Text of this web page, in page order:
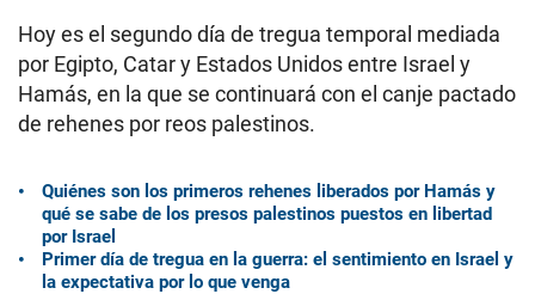
Hoy es el segundo día de tregua temporal mediada
por Egipto, Catar y Estados Unidos entre Israel y
Hamás, en la que se continuará con el canje pactado
de rehenes por reos palestinos.
Quiénes son los primeros rehenes liberados por Hamás y
qué se sabe de los presos palestinos puestos en libertad
por Israel
Primer día de tregua en la guerra: el sentimiento en Israel y
la expectativa por lo que venga